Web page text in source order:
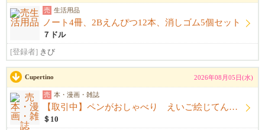
売 生活用品
ノート4冊、2Bえんぴつ12本、消しゴム5個セット
７ドル
[登録者] きび
Cupertino 2026年08月05日(水)
売 本・漫画・雑誌
【取引中】ペンがおしゃべり えいご絵じてん セット
＄10